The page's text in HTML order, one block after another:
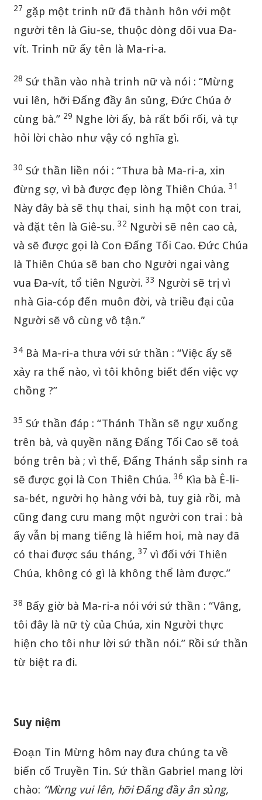
27 gặp một trinh nữ đã thành hôn với một
người tên là Giu-se, thuộc dòng dõi vua Đa-
vít. Trinh nữ ấy tên là Ma-ri-a.
28 Sứ thần vào nhà trinh nữ và nói : “Mừng
vui lên, hỡi Đấng đầy ân sủng, Đức Chúa ở
cùng bà.” 29 Nghe lời ấy, bà rất bối rối, và tự
hỏi lời chào như vậy có nghĩa gì.
30 Sứ thần liền nói : “Thưa bà Ma-ri-a, xin
đừng sợ, vì bà được đẹp lòng Thiên Chúa. 31
Này đây bà sẽ thụ thai, sinh hạ một con trai,
và đặt tên là Giê-su. 32 Người sẽ nên cao cả,
và sẽ được gọi là Con Đấng Tối Cao. Đức Chúa
là Thiên Chúa sẽ ban cho Người ngai vàng
vua Đa-vít, tổ tiên Người. 33 Người sẽ trị vì
nhà Gia-cóp đến muôn đời, và triều đại của
Người sẽ vô cùng vô tận.”
34Bà Ma-ri-a thưa với sứ thần : “Việc ấy sẽ
xảy ra thế nào, vì tôi không biết đến việc vợ
chồng ?”
35 Sứ thần đáp : “Thánh Thần sẽ ngự xuống
trên bà, và quyền năng Đấng Tối Cao sẽ toả
bóng trên bà ; vì thế, Đấng Thánh sắp sinh ra
sẽ được gọi là Con Thiên Chúa. 36 Kìa bà Ê-li-
sa-bét, người họ hàng với bà, tuy già rồi, mà
cũng đang cưu mang một người con trai : bà
ấy vẫn bị mang tiếng là hiếm hoi, mà nay đã
có thai được sáu tháng, 37 vì đối với Thiên
Chúa, không có gì là không thể làm được.”
38 Bấy giờ bà Ma-ri-a nói với sứ thần : “Vâng,
tôi đây là nữ tỳ của Chúa, xin Người thực
hiện cho tôi như lời sứ thần nói.” Rồi sứ thần
từ biệt ra đi.
Suy niệm
Đoạn Tin Mừng hôm nay đưa chúng ta về
biến cố Truyền Tin. Sứ thần Gabriel mang lời
chào: “Mừng vui lên, hỡi Đấng đầy ân sủng,